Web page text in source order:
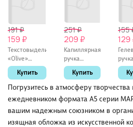
Погрузитесь в атмосферу творчества
ежедневником формата А5 серии
вашим надежным союзником в
изящная обложка из искусственной
191 ₽
159 ₽
Текстовыделитель
«Olive»
пастельный
мятный, Yoi
Купить
251 ₽
209 ₽
Капиллярная
ручка
чёрная 0,4
мм, Point,
Stabilo
Купить
155
129
мм,